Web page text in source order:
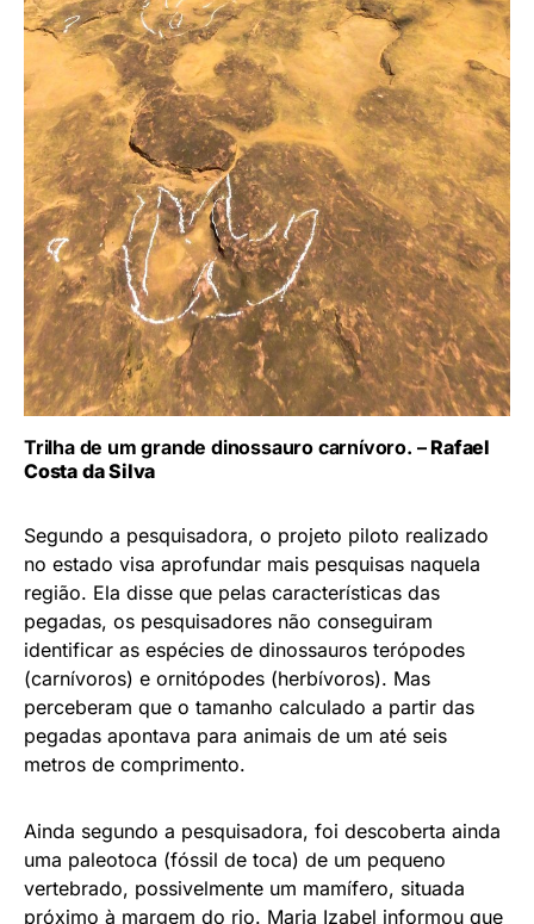
Trilha de um grande dinossauro carnívoro. –Rafael
Costa da Silva
Segundo a pesquisadora, o projeto piloto realizado
no estado visa aprofundar mais pesquisas naquela
região. Ela disse que pelas características das
pegadas, os pesquisadores não conseguiram
identificar as espécies de dinossauros terópodes
(carnívoros) e ornitópodes (herbívoros). Mas
perceberam que o tamanho calculado a partir das
pegadas apontava para animais de um até seis
metros de comprimento.
Ainda segundo a pesquisadora, foi descoberta ainda
uma paleotoca (fóssil de toca) de um pequeno
vertebrado, possivelmente um mamífero, situada
próximo à margem do rio. Maria Izabel informou que